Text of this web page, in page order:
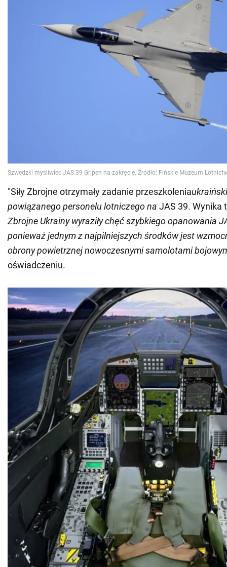
"Siły Zbrojne otrzymały zadanie przeszkolenia
powiązanego personelu lotniczego na JAS 39. Wynika
Zbrojne Ukrainy wyraziły chęć szybkiego opanowania
ponieważ jednym z najpilniejszych środków jest
obrony powietrznej nowoczesnymi samolotami
oświadczeniu.